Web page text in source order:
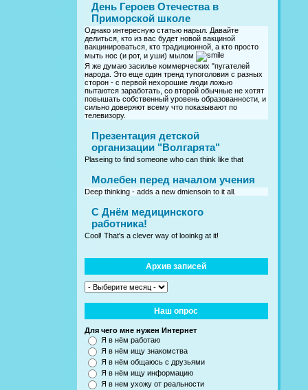
День Героев Отечества в
Приморской школе
Однако интересную статью нарыл. Давайте
делиться, кто из вас будет новой вакциной
вакцинироваться, кто традиционной, а кто просто
мыть нос (и рот, и уши) мылом
Я же думаю засилье коммерческих "пугателей
народа. Это еще один тренд тупоголовия с разных
сторон - с первой нехорошие люди ложью
пытаются заработать, со второй обычные не хотят
повышать собственный уровень образованности, и
сильно доверяют всему что показывают по
телевизору.
Презентация детской
организации "Волгарята"
Plaseing to find someone who can think like that
Молебен перед началом учения
Deep thinking - adds a new dmiensoin to it all.
C Днём медицинского
работника!
Cool! That's a clever way of looinkg at it!
Архив записей
Наш опрос
Для чего мне нужен Интернет
Я в нём работаю
Я в нём ищу знакомства
Я в нём общаюсь с друзьями
Я в нём ищу информацию
Я в нем ухожу от реальности